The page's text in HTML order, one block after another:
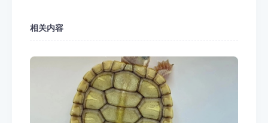
相关内容